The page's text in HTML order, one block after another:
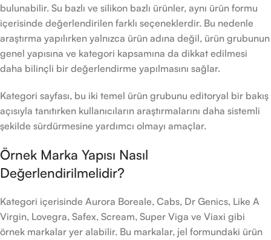
bulunabilir. Su bazlı ve silikon bazlı ürünler, aynı ürün formu
içerisinde değerlendirilen farklı seçeneklerdir. Bu nedenle
araştırma yapılırken yalnızca ürün adına değil, ürün grubunun
genel yapısına ve kategori kapsamına da dikkat edilmesi
daha bilinçli bir değerlendirme yapılmasını sağlar.
Kategori sayfası, bu iki temel ürün grubunu editoryal bir bakış
açısıyla tanıtırken kullanıcıların araştırmalarını daha sistemli
şekilde sürdürmesine yardımcı olmayı amaçlar.
Örnek Marka Yapısı Nasıl
Değerlendirilmelidir?
Kategori içerisinde Aurora Boreale, Cabs, Dr Genics, Like A
Virgin, Lovegra, Safex, Scream, Super Viga ve Viaxi gibi
örnek markalar yer alabilir. Bu markalar, jel formundaki ürün